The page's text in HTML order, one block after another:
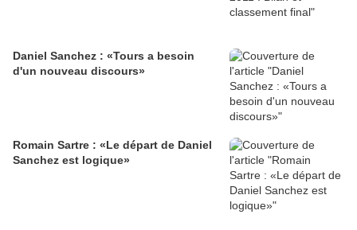
Daniel Sanchez : «Tours a besoin
d'un nouveau discours»
Romain Sartre : «Le départ de Daniel
Sanchez est logique»